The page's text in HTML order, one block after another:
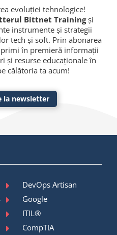
evoluției tehnologice!
Bittnet Trainingși
instrumente și strategii
tech și soft. Prin abonarea
în premieră informații
și resurse educaționale în
călătoria ta acum!
la newsletter
DevOps Artisan
Google
ITIL®
CompTIA